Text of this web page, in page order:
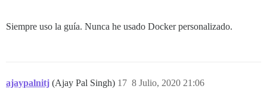
Siempre uso la guía. Nunca he usado Docker personalizado.
ajaypalnitj (Ajay Pal Singh) 8 Julio, 2020 21:06
17